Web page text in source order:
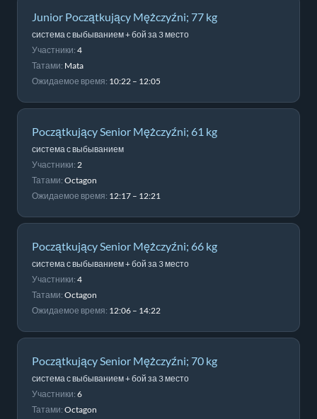
Junior Początkujący Mężczyźni; 77 kg
система с выбыванием + бой за 3 место
Участники: 4
Татами: Mata
Ожидаемое время: 10:22 – 12:05
Początkujący Senior Mężczyźni; 61 kg
система с выбыванием
Участники: 2
Татами: Octagon
Ожидаемое время: 12:17 – 12:21
Początkujący Senior Mężczyźni; 66 kg
система с выбыванием + бой за 3 место
Участники: 4
Татами: Octagon
Ожидаемое время: 12:06 – 14:22
Początkujący Senior Mężczyźni; 70 kg
система с выбыванием + бой за 3 место
Участники: 6
Татами: Octagon